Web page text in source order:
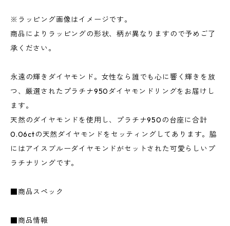
※ラッピング画像はイメージです。
商品によりラッピングの形状、柄が異なりますので予めご了
承ください。
永遠の輝きダイヤモンド。女性なら誰でも心に響く輝きを放
つ、厳選されたプラチナ950ダイヤモンドリングをお届けし
ます。
天然のダイヤモンドを使用し、プラチナ950の台座に合計
0.06ctの天然ダイヤモンドをセッティングしてあります。脇
にはアイスブルーダイヤモンドがセットされた可愛らしいプ
ラチナリングです。
■商品スペック
■商品情報